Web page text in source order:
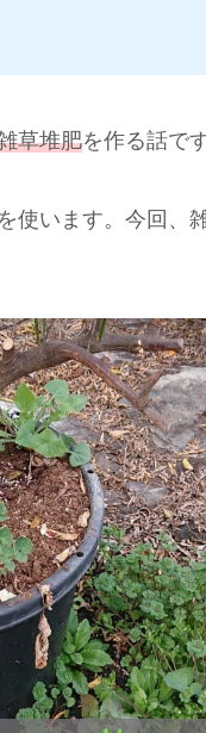
草堆肥を作る話です
使います。今回、